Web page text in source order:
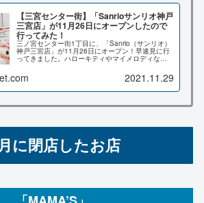
【三宮センター街】「Sanrioサンリオ神戸
三宮店」が11月26日にオープンしたので
行ってみた！
三ノ宮センター街1丁目に、「Sanrio（サンリオ）
神戸三宮店」が11月26日にオープン！早速見に行
ってきました。ハローキティやマイメロディなど
子や場所、オープン記念キャンペーン情報など詳
しくお伝え致します♪ 2021.11.29
に閉店したお店